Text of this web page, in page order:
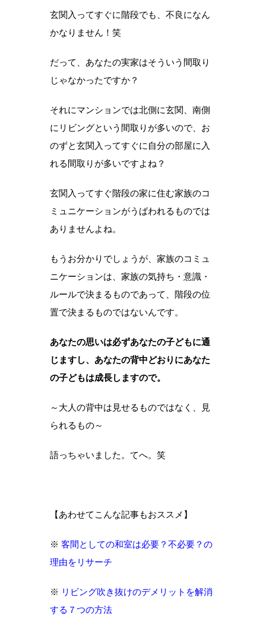
玄関入ってすぐに階段でも、不良になん
かなりません！笑
だって、あなたの実家はそういう間取り
じゃなかったですか？
それにマンションでは北側に玄関、南側
にリビングという間取りが多いので、お
のずと玄関入ってすぐに自分の部屋に入
れる間取りが多いですよね？
玄関入ってすぐ階段の家に住む家族のコ
ミュニケーションがうばわれるものでは
ありませんよね。
もうお分かりでしょうが、家族のコミュ
ニケーションは、家族の気持ち・意識・
ルールで決まるものであって、階段の位
置で決まるものではないんです。
あなたの思いは必ずあなたの子どもに通
じますし、あなたの背中どおりにあなた
の子どもは成長しますので。
～大人の背中は見せるものではなく、見
られるもの～
語っちゃいました。てへ。笑
【あわせてこんな記事もおススメ】
※ 客間としての和室は必要？不必要？の
理由をリサーチ
※ リビング吹き抜けのデメリットを解消
する７つの方法